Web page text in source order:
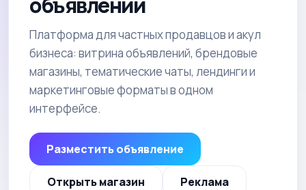
Платформа для частных продавцов и акул
бизнеса: витрина объявлений, брендовые
магазины, тематические чаты, лендинги и
маркетинговые форматы в одном
интерфейсе.
Разместить объявление
Открыть магазин Реклама